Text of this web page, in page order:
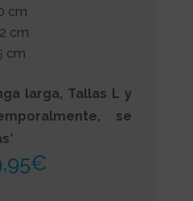
cm
cm
cm
larga, Tallas L y
se
€